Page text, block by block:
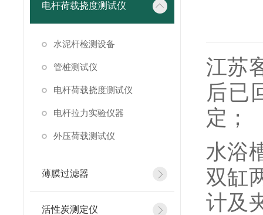
电杆荷载挠度测试仪
水泥杆检测设备
管桩测试仪
电杆荷载挠度测试仪
电杆拉力实验仪器
外压荷载测试仪
薄膜过滤器
活性炭测定仪
江苏
后已
定；
水浴
双缸
计及